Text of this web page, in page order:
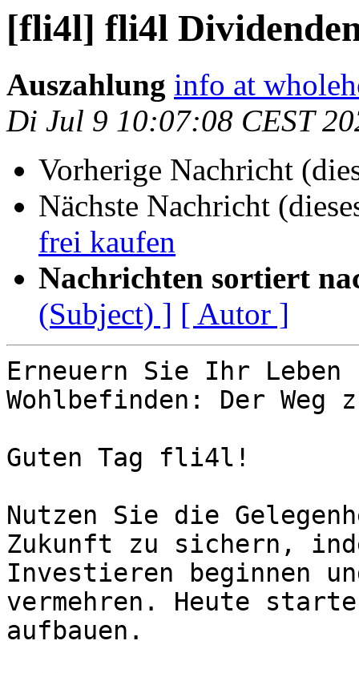
[fli4l] fli4l
Auszahlung info at
Di Jul 9 10:07:08 CEST
Vorherige Nachricht
Nächste Nachricht
frei kaufen
Nachrichten sortiert
(Subject) ] [ Autor ]
Erneuern Sie Ihr
Wohlbefinden: Der Weg
Guten Tag fli4l!
Nutzen Sie die
Zukunft zu sichern,
Investieren beginnen
vermehren. Heute
aufbauen.